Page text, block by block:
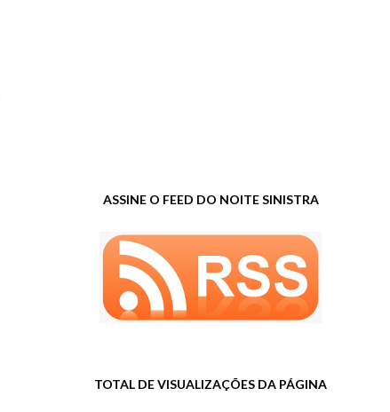
ASSINE O FEED DO NOITE SINISTRA
TOTAL DE VISUALIZAÇÕES DA PÁGINA